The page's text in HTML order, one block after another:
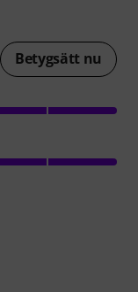
Betygsätt nu